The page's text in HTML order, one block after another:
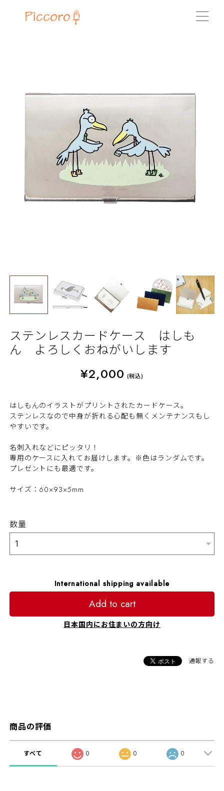
ステンレスカードケース はしも
ん よろしくおねがいします
¥2,000 (税込)
はしもんのイラストがプリントされたカードケース。
ステンレスなので中身が折れる心配も無くメンテナンスもし
やすいです。
名刺入れなどにピッタリ！
専用のケースに入れてお届けします。※色はランダムです。
プレゼントにも最適です。
サイズ：60×93×5mm
数量
International shipping available
Add to cart
日本国内にお住まいの方向け
通報する
商品の評価
すべて 0 0 0